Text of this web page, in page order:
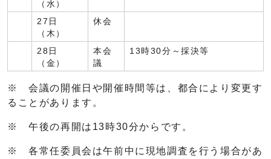
（水）
27日
（木）
休会
28日
（金）
本会
議
13時30分～採決等
※ 会議の開催日や開催時間等は、都合により変更す
ることがあります。
※ 午後の再開は13時30分からです。
※ 各常任委員会は午前中に現地調査を行う場合があ